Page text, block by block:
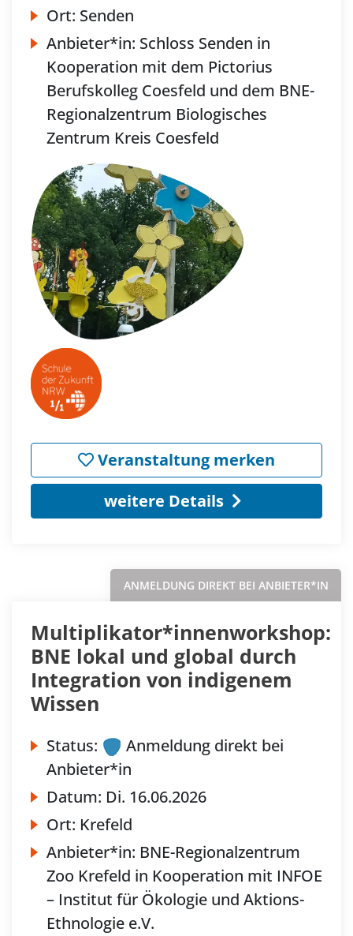
Ort: Senden
Anbieter*in: Schloss Senden in
Kooperation mit dem Pictorius
Berufskolleg Coesfeld und dem BNE-
Regionalzentrum Biologisches
Zentrum Kreis Coesfeld
Veranstaltung merken
weitere Details
ANMELDUNG DIREKT BEI ANBIETER*IN
Multiplikator*innenworkshop:
BNE lokal und global durch
Integration von indigenem
Wissen
Status:
Anmeldung direkt bei
Anbieter*in
Datum: Di. 16.06.2026
Ort: Krefeld
Anbieter*in: BNE-Regionalzentrum
Zoo Krefeld in Kooperation mit INFOE
– Institut für Ökologie und Aktions-
Ethnologie e.V.